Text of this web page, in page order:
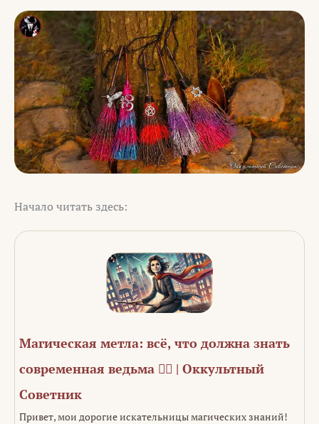
Начало читать здесь:
Магическая метла: всё, что должна знать
современная ведьма 🧙‍♀️ | Оккультный
Советник
Привет, мои дорогие искательницы магических знаний!